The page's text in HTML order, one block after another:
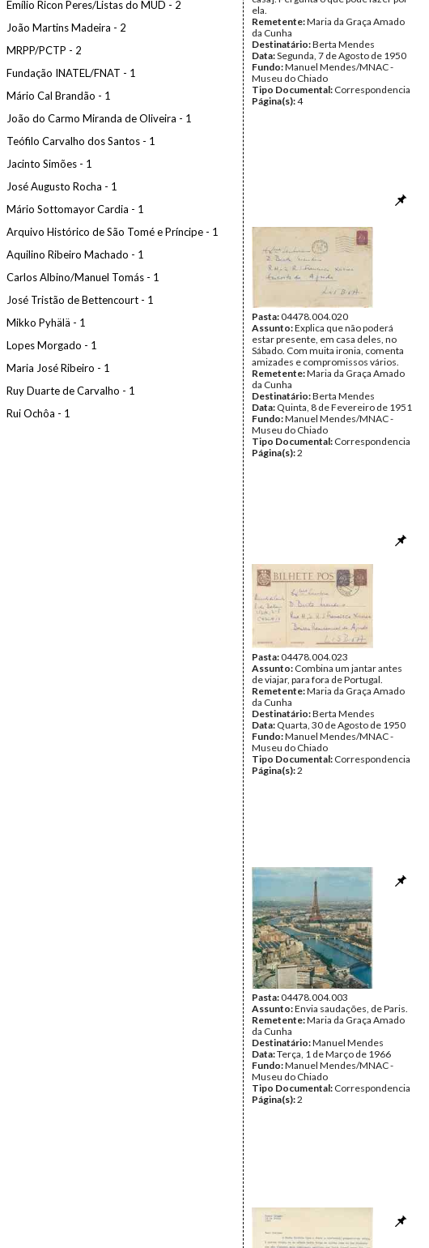
Emílio Ricon Peres/Listas do MUD - 2
João Martins Madeira - 2
MRPP/PCTP - 2
Fundação INATEL/FNAT - 1
Mário Cal Brandão - 1
João do Carmo Miranda de Oliveira - 1
Teófilo Carvalho dos Santos - 1
Jacinto Simões - 1
José Augusto Rocha - 1
Mário Sottomayor Cardia - 1
Arquivo Histórico de São Tomé e Príncipe - 1
Aquilino Ribeiro Machado - 1
Carlos Albino/Manuel Tomás - 1
José Tristão de Bettencourt - 1
Mikko Pyhälä - 1
Lopes Morgado - 1
Maria José Ribeiro - 1
Ruy Duarte de Carvalho - 1
Rui Ochôa - 1
ela.
Remetente:Maria da Graça Amado
da Cunha
Destinatário:Berta Mendes
Data:Segunda, 7 de Agosto de 1950
Fundo:Manuel Mendes/MNAC -
Museu do Chiado
Tipo Documental: Correspondencia
Página(s):4
Pasta:04478.004.020
Assunto:Explica que não poderá
estar presente, em casa deles, no
Sábado. Com muita ironia, comenta
amizades e compromissos vários.
Remetente:Maria da Graça Amado
da Cunha
Destinatário:Berta Mendes
Data: Quinta, 8 de Fevereiro de 1951
Fundo:Manuel Mendes/MNAC -
Museu do Chiado
Tipo Documental: Correspondencia
Página(s):2
Pasta:04478.004.023
Assunto: Combina um jantar antes
de viajar, para fora de Portugal.
Remetente:Maria da Graça Amado
da Cunha
Destinatário:Berta Mendes
Data: Quarta, 30 de Agosto de 1950
Fundo:Manuel Mendes/MNAC -
Museu do Chiado
Tipo Documental: Correspondencia
Página(s):2
Pasta:04478.004.003
Assunto:Envia saudações, de Paris.
Remetente:Maria da Graça Amado
da Cunha
Destinatário:Manuel Mendes
Data:Terça, 1 de Março de 1966
Fundo:Manuel Mendes/MNAC -
Museu do Chiado
Tipo Documental: Correspondencia
Página(s):2